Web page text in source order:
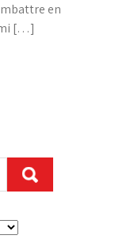
en
[…]